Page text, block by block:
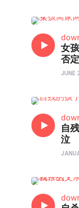
女
否
JUNE
自
泣